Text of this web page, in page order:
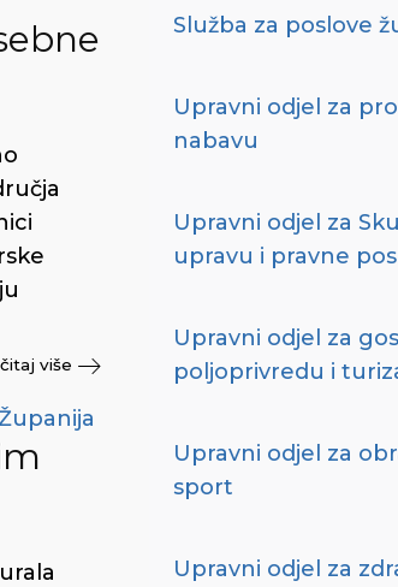
više
Služba za poslove
Upravni odjel za
nabavu
Upravni odjel za
upravu i pravne
Upravni odjel za
poljoprivredu i
Upravni odjel za
sport
Upravni odjel za